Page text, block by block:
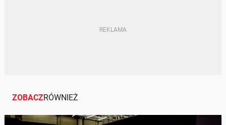
ZOBACZRÓWNIEŻ